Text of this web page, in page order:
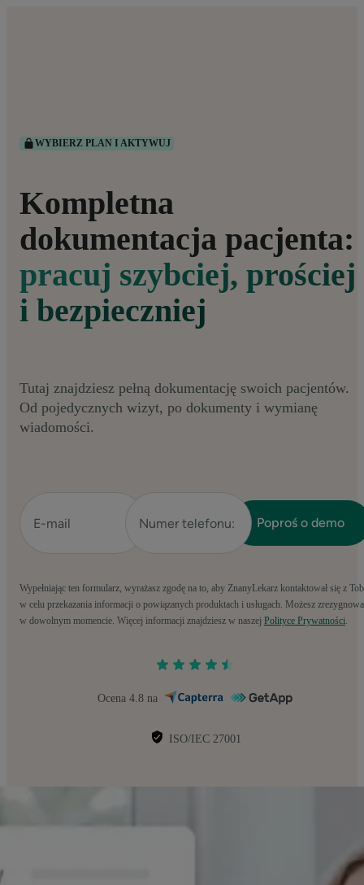
WYBIERZ PLAN I AKTYWUJ
Kompletna
dokumentacja pacjenta:
pracuj szybciej, prościej
i bezpieczniej
Tutaj znajdziesz pełną dokumentację swoich pacjentów.
Od pojedycznych wizyt, po dokumenty i wymianę
wiadomości.
Wypełniając ten formularz, wyrażasz zgodę na to, aby ZnanyLekarz kontaktował się z
w celu przekazania informacji o powiązanych produktach i usługach. Możesz
w dowolnym momencie. Więcej informacji znajdziesz w naszej Polityce Prywatności.
Ocena 4.8 na
ISO/IEC 27001